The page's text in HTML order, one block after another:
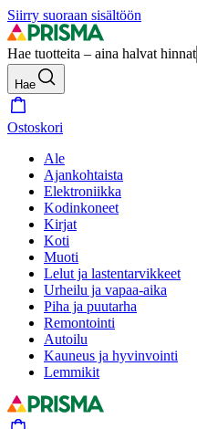
Siirry suoraan sisältöön
Hae tuotteita – aina halvat hinnat
Hae
Ostoskori
Ale
Ajankohtaista
Elektroniikka
Kodinkoneet
Kirjat
Koti
Muoti
Lelut ja lastentarvikkeet
Urheilu ja vapaa-aika
Piha ja puutarha
Remontointi
Autoilu
Kauneus ja hyvinvointi
Lemmikit